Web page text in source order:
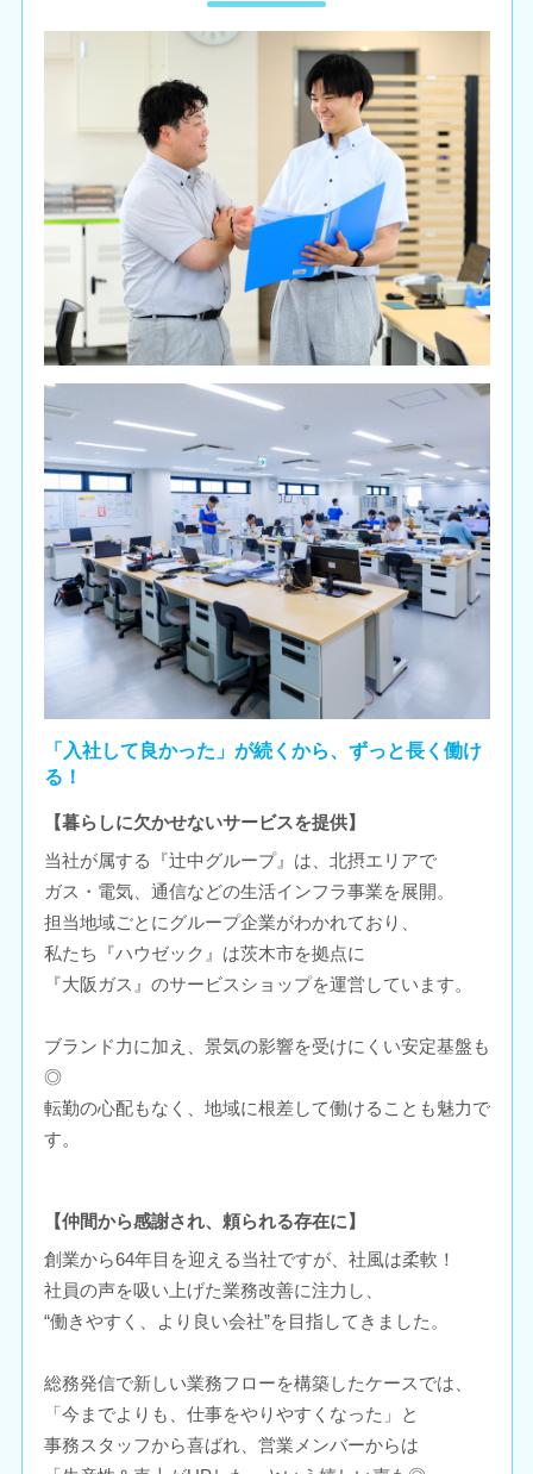
「入社して良かった」が続くから、ずっと長く働け
る！
【暮らしに欠かせないサービスを提供】
当社が属する『辻中グループ』は、北摂エリアで
ガス・電気、通信などの生活インフラ事業を展開。
担当地域ごとにグループ企業がわかれており、
私たち『ハウゼック』は茨木市を拠点に
『大阪ガス』のサービスショップを運営しています。
ブランド力に加え、景気の影響を受けにくい安定基盤も
◎
転勤の心配もなく、地域に根差して働けることも魅力で
す。
【仲間から感謝され、頼られる存在に】
創業から64年目を迎える当社ですが、社風は柔軟！
社員の声を吸い上げた業務改善に注力し、
“働きやすく、より良い会社”を目指してきました。
総務発信で新しい業務フローを構築したケースでは、
「今までよりも、仕事をやりやすくなった」と
事務スタッフから喜ばれ、営業メンバーからは